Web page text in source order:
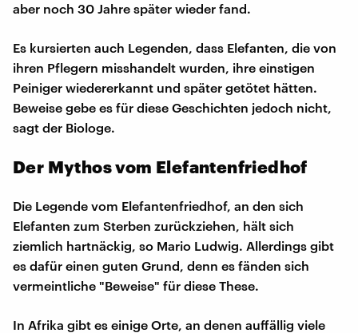
aber noch 30 Jahre später wieder fand.
Es kursierten auch Legenden, dass Elefanten, die von
ihren Pflegern misshandelt wurden, ihre einstigen
Peiniger wiedererkannt und später getötet hätten.
Beweise gebe es für diese Geschichten jedoch nicht,
sagt der Biologe.
Der Mythos vom Elefantenfriedhof
Die Legende vom Elefantenfriedhof, an den sich
Elefanten zum Sterben zurückziehen, hält sich
ziemlich hartnäckig, so Mario Ludwig. Allerdings gibt
es dafür einen guten Grund, denn es fänden sich
vermeintliche "Beweise" für diese These.
In Afrika gibt es einige Orte, an denen auffällig viele